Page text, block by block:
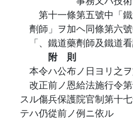
第十一條第五號中「
劑師」ヲ加ヘ同條第六
「、鐵道藥劑師及鐵道
附 則
本令ハ公布ノ日ヨリ之
改正前ノ恩給法施行令
スル傷兵保護院官制第十
テハ仍從前ノ例ニ依ル